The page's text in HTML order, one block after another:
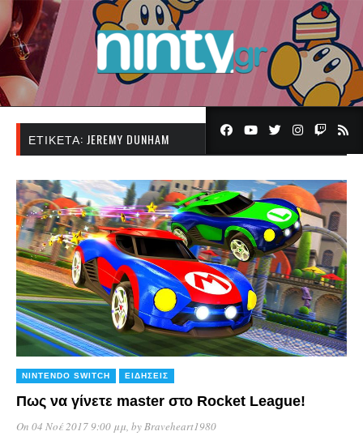
ΕΤΙΚΈΤΑ: JEREMY DUNHAM
NINTENDO SWITCH ΕΙΔΉΣΕΙΣ
Πως να γίνετε master στο Rocket League!
On 04 Νοέ 2017 9:00 μμ, byBraveheart1980